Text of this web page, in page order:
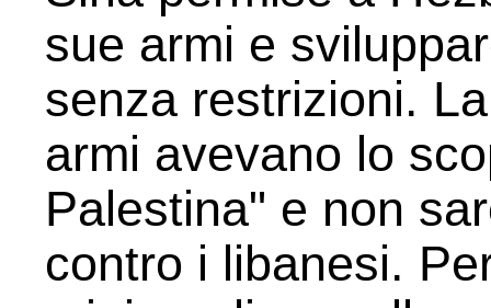
sue armi e
senza restrizioni.
armi avevano lo
Palestina" e non
contro i libanesi.